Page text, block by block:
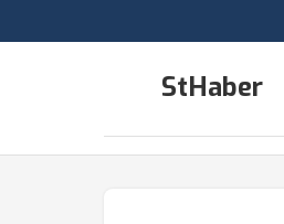
StHaber